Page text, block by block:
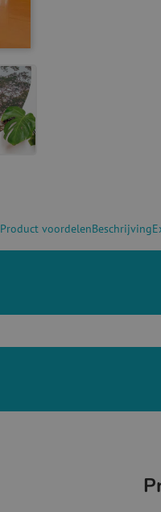
Product voordelenBeschrijving